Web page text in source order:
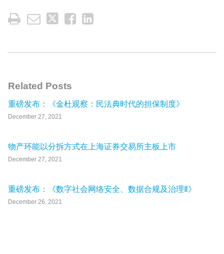
Related Posts
重磅发布：《金杜观察：民法典时代的担保制度》
December 27, 2021
物产环能以分拆方式在上海证券交易所主板上市
December 27, 2021
重磅发布：《数字社会网络安全、数据合规及治理Ⅱ》
December 26, 2021